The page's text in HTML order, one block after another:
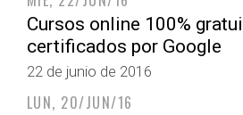
Cursos online 100%
certificados por Google
22 de junio de 2016
LUN, 20/JUN/16